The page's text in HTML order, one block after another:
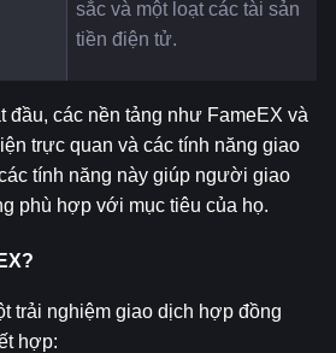
sắc và một loạt các tài sản
tiền điện tử.
các nền tảng như FameEX và
trực quan và các tính năng giao
tính năng này giúp người giao
phù hợp với mục tiêu của họ.
trải nghiệm giao dịch hợp đồng
hợp: